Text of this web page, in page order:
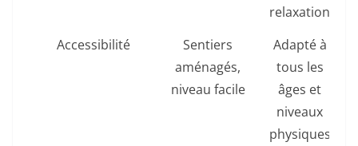
relaxation
Accessibilité
Sentiers
aménagés,
niveau facile
Adapté à
tous les
âges et
niveaux
physiques